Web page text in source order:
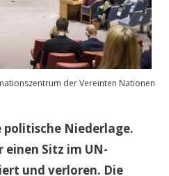
der Vereinten Nationen
politische Niederlage.
Sitz im UN-
und verloren. Die